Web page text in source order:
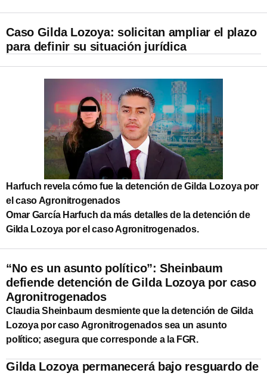
Caso Gilda Lozoya: solicitan ampliar el plazo
para definir su situación jurídica
Harfuch revela cómo fue la detención de Gilda Lozoya por
el caso Agronitrogenados
Omar García Harfuch da más detalles de la detención de
Gilda Lozoya por el caso Agronitrogenados.
“No es un asunto político”: Sheinbaum
defiende detención de Gilda Lozoya por caso
Agronitrogenados
Claudia Sheinbaum desmiente que la detención de Gilda
Lozoya por caso Agronitrogenados sea un asunto
político; asegura que corresponde a la FGR.
Gilda Lozoya permanecerá bajo resguardo de